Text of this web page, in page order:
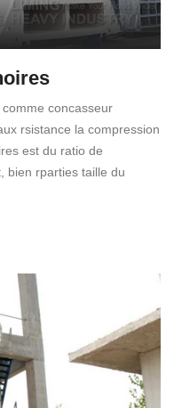
concasseur
rsistance la compression
est du ratio de
bien rparties taille du